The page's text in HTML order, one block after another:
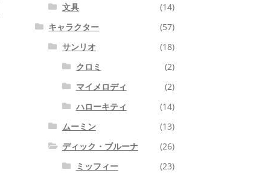
文具
(14)
キャラクター
(57)
サンリオ
(18)
クロミ
(2)
マイメロディ
(2)
ハローキティ
(14)
ムーミン
(13)
ディック・ブルーナ
(26)
ミッフィー
(23)